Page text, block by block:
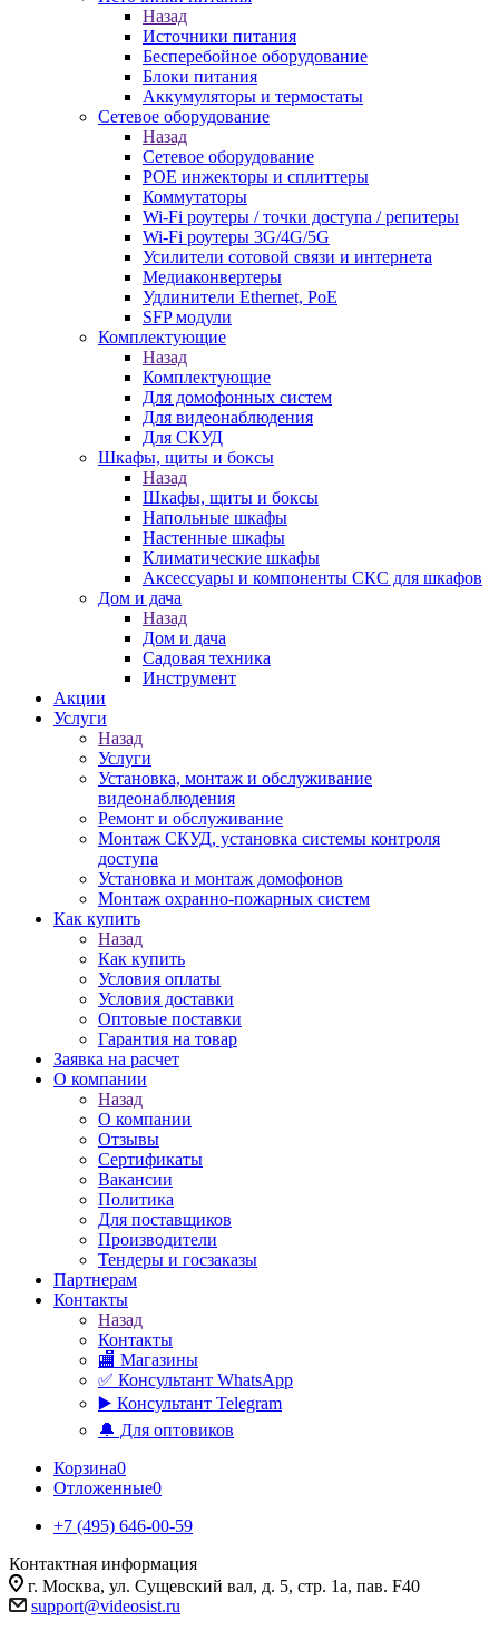
Назад
Источники питания
Бесперебойное оборудование
Блоки питания
Аккумуляторы и термостаты
Сетевое оборудование
Назад
Сетевое оборудование
POE инжекторы и сплиттеры
Коммутаторы
Wi-Fi роутеры / точки доступа / репитеры
Wi-Fi роутеры 3G/4G/5G
Усилители сотовой связи и интернета
Медиаконвертеры
Удлинители Ethernet, PoE
SFP модули
Комплектующие
Назад
Комплектующие
Для домофонных систем
Для видеонаблюдения
Для СКУД
Шкафы, щиты и боксы
Назад
Шкафы, щиты и боксы
Напольные шкафы
Настенные шкафы
Климатические шкафы
Аксессуары и компоненты СКС для шкафов
Дом и дача
Назад
Дом и дача
Садовая техника
Инструмент
Акции
Услуги
Назад
Услуги
Установка, монтаж и обслуживание
видеонаблюдения
Ремонт и обслуживание
Монтаж СКУД, установка системы контроля
доступа
Установка и монтаж домофонов
Монтаж охранно-пожарных систем
Как купить
Назад
Как купить
Условия оплаты
Условия доставки
Оптовые поставки
Гарантия на товар
Заявка на расчет
О компании
Назад
О компании
Отзывы
Сертификаты
Вакансии
Политика
Для поставщиков
Производители
Тендеры и госзаказы
Партнерам
Контакты
Назад
Контакты
🏬 Магазины
✅️ Консультант WhatsApp
▶️ Консультант Telegram
🔔 Для оптовиков
Корзина0
Отложенные0
+7 (495) 646-00-59
Контактная информация
г. Москва, ул. Сущевский вал, д. 5, стр. 1а, пав. F40
support@videosist.ru